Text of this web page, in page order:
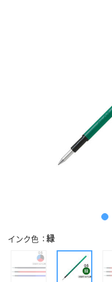
インク色 緑